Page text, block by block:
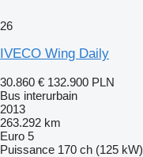
26
IVECO Wing Daily
30.860 € 132.900 PLN
Bus interurbain
2013
263.292 km
Euro 5
Puissance 170 ch (125 kW)